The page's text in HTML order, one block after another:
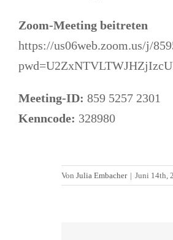
Zoom-Meeting beitreten
https://us06web.zoom.us/j/
Meeting-ID: 859 5257 2301
Kenncode: 328980
Von Julia Embacher | Juni 14th,